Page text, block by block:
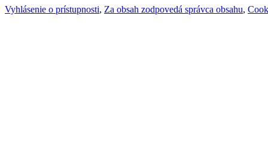
Vyhlásenie o prístupnosti, Za obsah zodpovedá správca obsahu,